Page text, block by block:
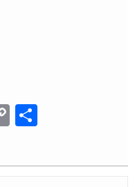
C
p